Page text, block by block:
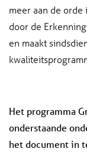
meer aan de orde
door de
en maakt
Het programma
onderstaande
het document in